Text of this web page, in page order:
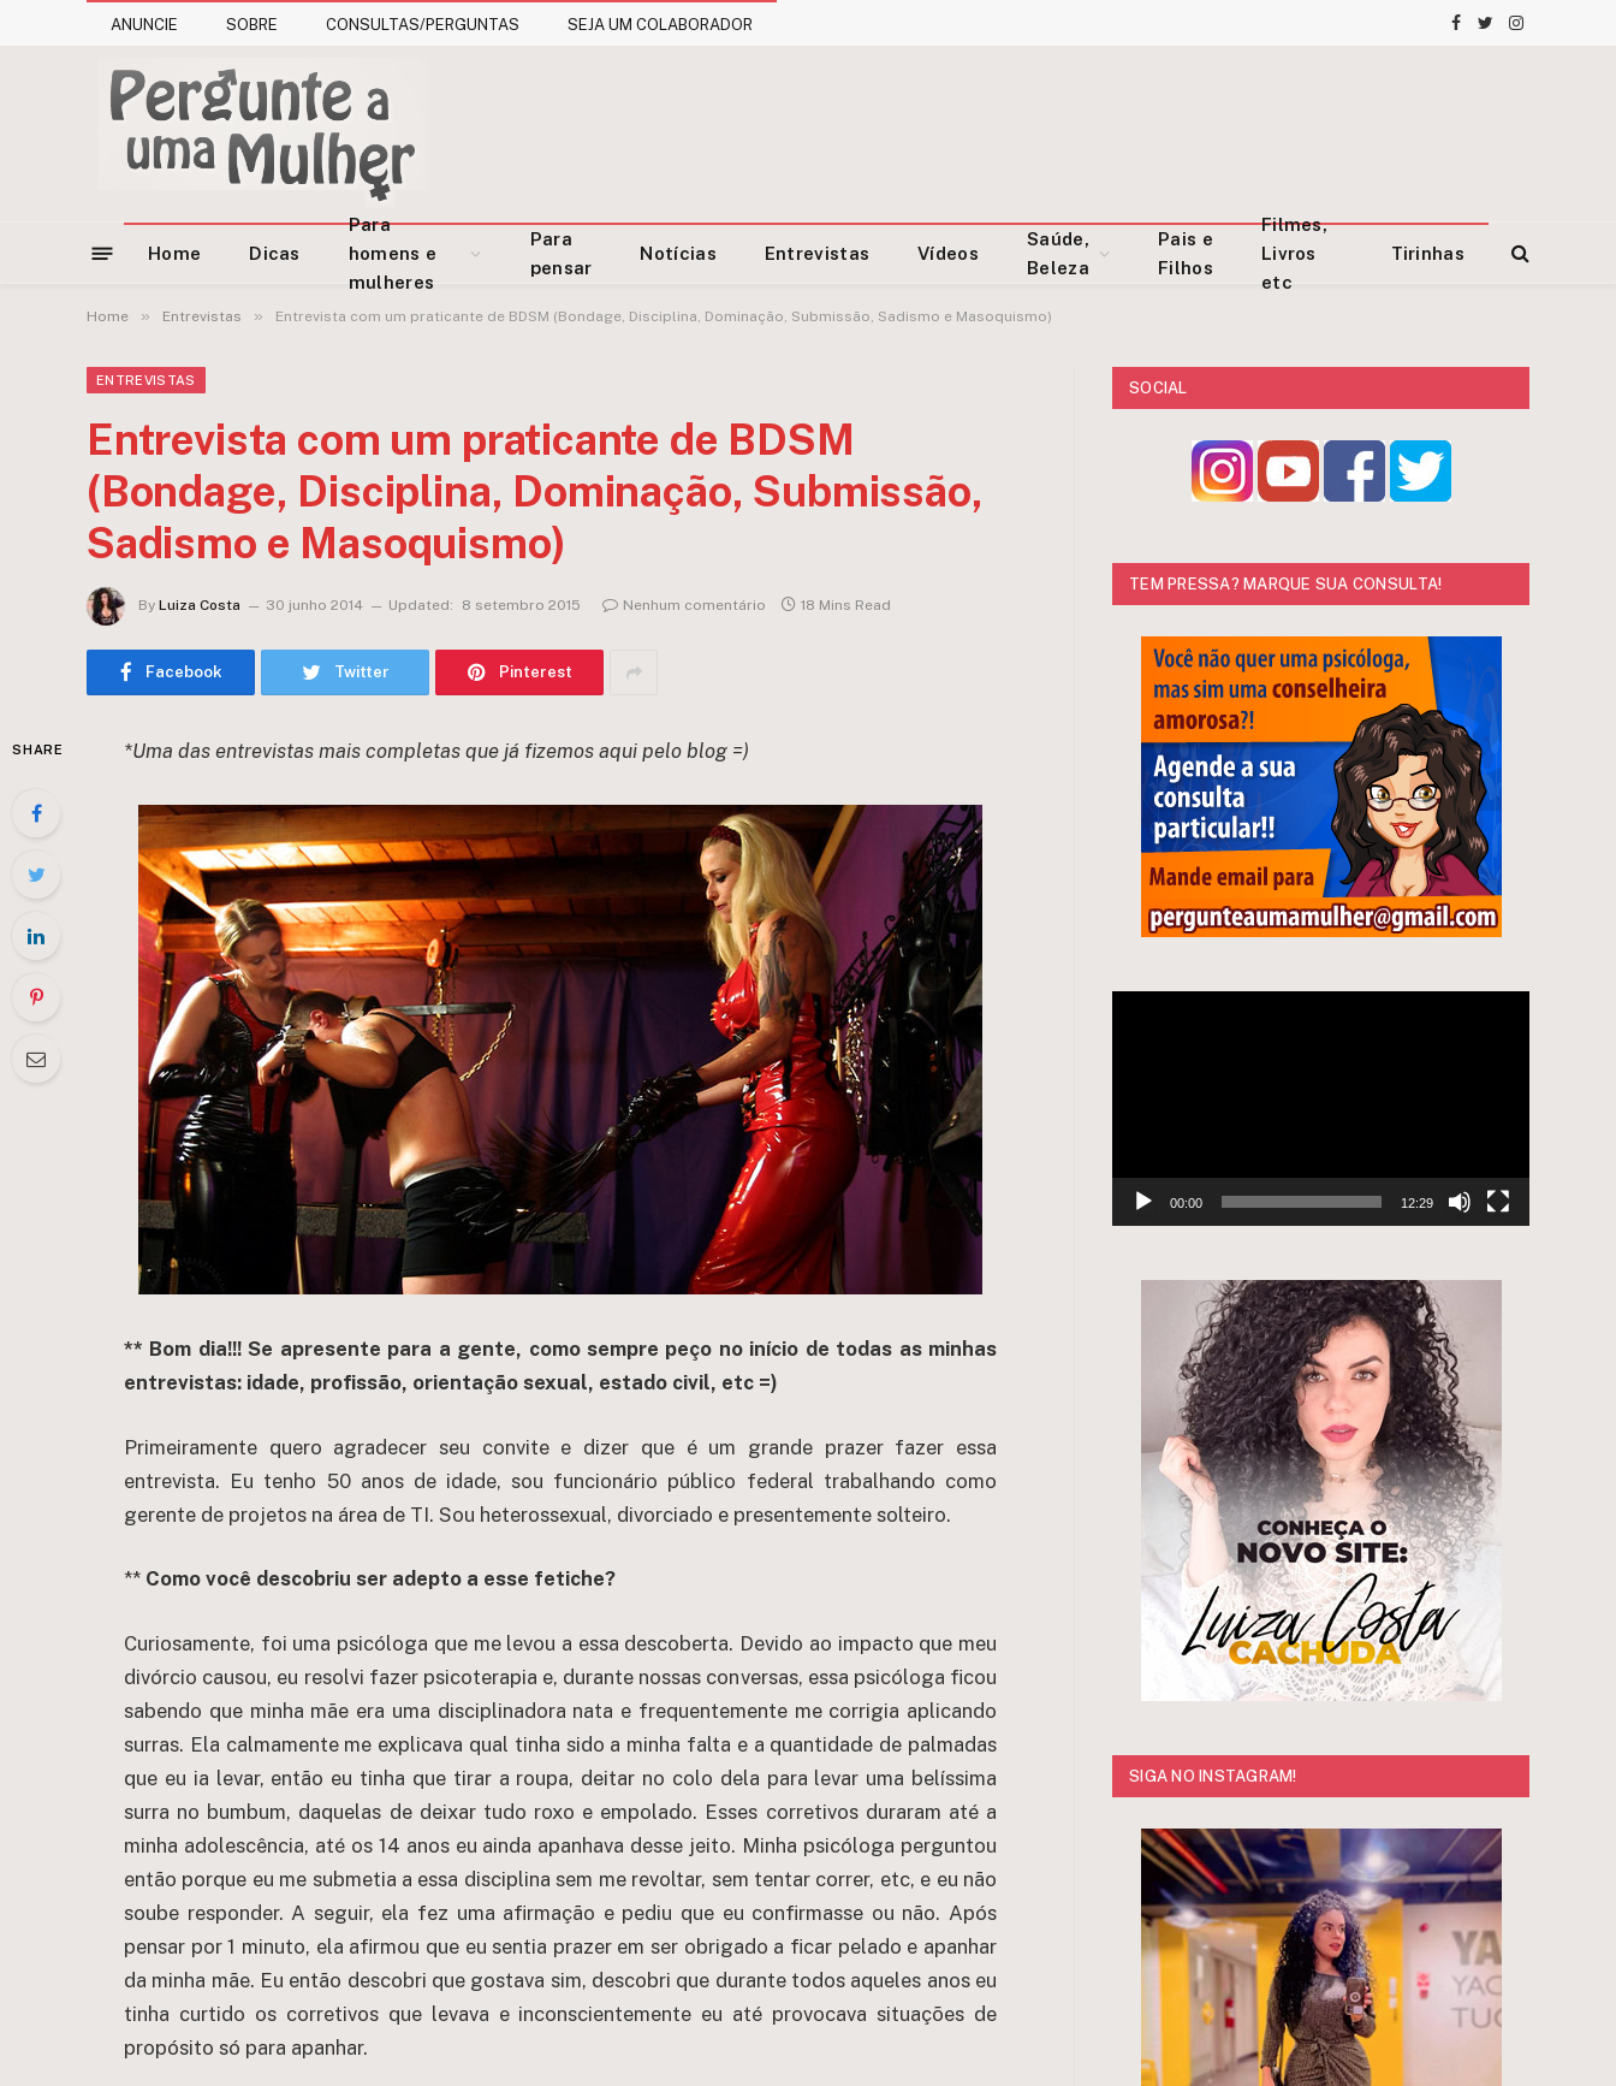
ANUNCIE SOBRE CONSULTAS/PERGUNTAS SEJA UM COLABORADOR Facebook
TwitterInstagram
Home Dicas
Para
homens e
mulheres
Para
pensar
Notícias Entrevistas Vídeos
Saúde,
Beleza
Pais e
Filhos
Filmes,
Livros
etc
Tirinhas
Home » Entrevistas » Entrevista com um praticante de BDSM (Bondage, Disciplina, Dominação, Submissão, Sadismo e Masoquismo)
ENTREVISTAS
Entrevista com um praticante de BDSM
(Bondage, Disciplina, Dominação, Submissão,
Sadismo e Masoquismo)
By Luiza Costa 30 junho 2014 Updated: 8 setembro 2015 Nenhum comentário 18 Mins Read
Facebook Twitter Pinterest
SHARE *Uma das entrevistas mais completas que já fizemos aqui pelo blog =)
** Bom dia!!! Se apresente para a gente, como sempre peço no início de todas as minhas
entrevistas: idade, profissão, orientação sexual, estado civil, etc =)
Primeiramente quero agradecer seu convite e dizer que é um grande prazer fazer essa
entrevista. Eu tenho 50 anos de idade, sou funcionário público federal trabalhando como
gerente de projetos na área de TI. Sou heterossexual, divorciado e presentemente solteiro.
** Como você descobriu ser adepto a esse fetiche?
Curiosamente, foi uma psicóloga que me levou a essa descoberta. Devido ao impacto que meu
divórcio causou, eu resolvi fazer psicoterapia e, durante nossas conversas, essa psicóloga ficou
sabendo que minha mãe era uma disciplinadora nata e frequentemente me corrigia aplicando
surras. Ela calmamente me explicava qual tinha sido a minha falta e a quantidade de palmadas
que eu ia levar, então eu tinha que tirar a roupa, deitar no colo dela para levar uma belíssima
surra no bumbum, daquelas de deixar tudo roxo e empolado. Esses corretivos duraram até a
minha adolescência, até os 14 anos eu ainda apanhava desse jeito. Minha psicóloga perguntou
então porque eu me submetia a essa disciplina sem me revoltar, sem tentar correr, etc, e eu não
soube responder. A seguir, ela fez uma afirmação e pediu que eu confirmasse ou não. Após
pensar por 1 minuto, ela afirmou que eu sentia prazer em ser obrigado a ficar pelado e apanhar
da minha mãe. Eu então descobri que gostava sim, descobri que durante todos aqueles anos eu
tinha curtido os corretivos que levava e inconscientemente eu até provocava situações de
propósito só para apanhar.
SOCIAL
TEM PRESSA? MARQUE SUA CONSULTA!
00:00 12:29
SIGA NO INSTAGRAM!